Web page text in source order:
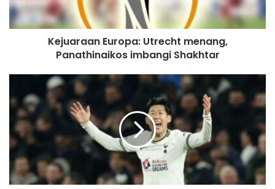
l
s
Kejuaraan Europa: Utrecht menang,
Panathinaikos imbangi Shakhtar